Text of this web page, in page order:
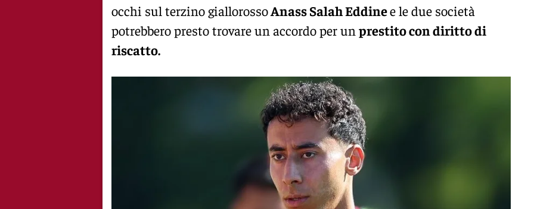
occhi sul terzino giallorossoAnass Salah Eddinee le due società
potrebbero presto trovare un accordo per un prestito con diritto di
riscatto.